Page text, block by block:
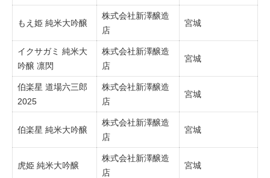
もえ姫 純米大吟醸
株式会社新澤醸造
店
宮城
イクサガミ 純米大
吟醸 凛閃
株式会社新澤醸造
店
宮城
伯楽星 道場六三郎
2025
株式会社新澤醸造
店
宮城
伯楽星 純米大吟醸
株式会社新澤醸造
店
宮城
虎姫 純米大吟醸
株式会社新澤醸造
店
宮城